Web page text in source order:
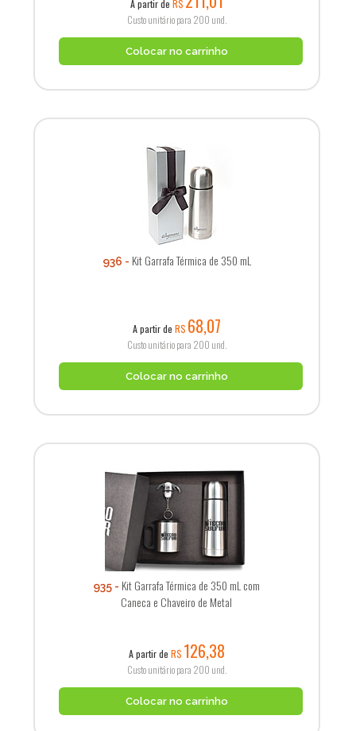
A partir de R$
Custo unitário para 200 und.
Colocar no carrinho
936 Kit Garrafa Térmica de 350 mL
A partir de R$ 68,07
Custo unitário para 200 und.
Colocar no carrinho
935
Kit Garrafa Térmica de 350 mL com
Caneca e Chaveiro de Metal
A partir de R$ 126,38
Custo unitário para 200 und.
Colocar no carrinho